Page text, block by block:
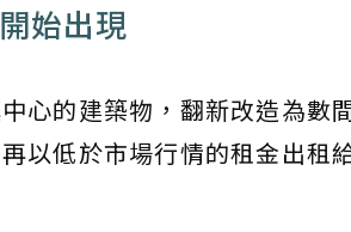
始出現
心的建築物，翻新改造為數
以低於市場行情的租金出租